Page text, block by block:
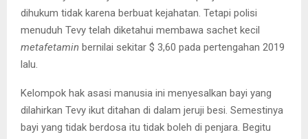
dihukum tidak karena berbuat kejahatan. Tetapi polisi
menuduh Tevy telah diketahui membawa sachet kecil
metafetamin bernilai sekitar $ 3,60 pada pertengahan 2019
lalu.
Kelompok hak asasi manusia ini menyesalkan bayi yang
dilahirkan Tevy ikut ditahan di dalam jeruji besi. Semestinya
bayi yang tidak berdosa itu tidak boleh di penjara. Begitu